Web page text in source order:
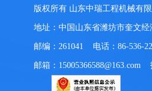
版权所有 山东中瑞工程机械
地址：中国山东省潍坊市奎文经
邮编：261041 电话：86-536-
邮箱：15005366588@163.com